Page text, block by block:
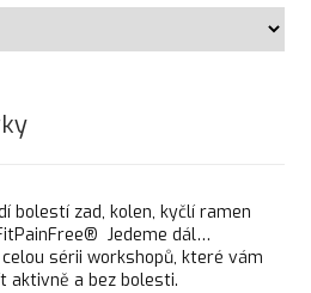
bolestí zad, kolen, kyčlí ramen
Jedeme dál…
sérii workshopů, které vám
aktivně a bez bolesti.